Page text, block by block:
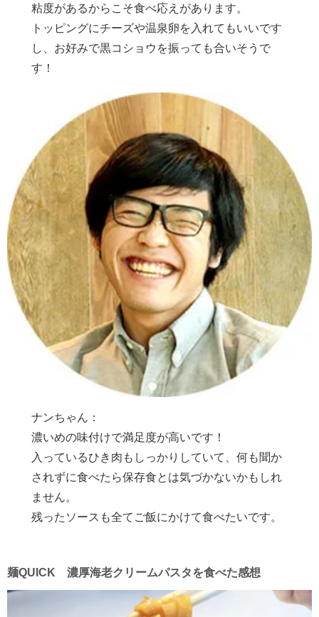
粘度があるからこそ食べ応えがあります。
トッピングにチーズや温泉卵を入れてもいいです
し、お好みで黒コショウを振っても合いそうで
す！
ナンちゃん：
濃いめの味付けで満足度が高いです！
入っているひき肉もしっかりしていて、何も聞か
されずに食べたら保存食とは気づかないかもしれ
ません。
残ったソースも全てご飯にかけて食べたいです。
麺QUICK 濃厚海老クリームパスタを食べた感想